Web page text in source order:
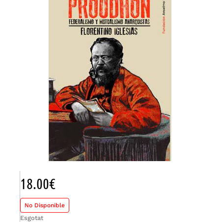
18.00€
No Disponible
Esgotat